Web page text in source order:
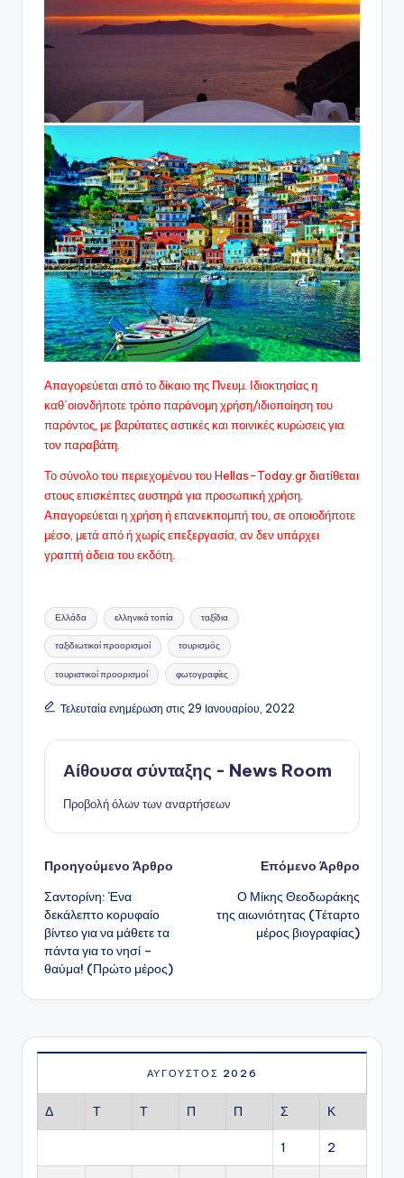
Απαγορεύεται από το δίκαιο της Πνευμ. Ιδιοκτησίας η
καθ΄οιονδήποτε τρόπο παράνομη χρήση/ιδιοποίηση του
παρόντος, με βαρύτατες αστικές και ποινικές κυρώσεις για
τον παραβάτη.
Το σύνολο του περιεχομένου του Hellas-Today.gr διατίθεται
στους επισκέπτες αυστηρά για προσωπική χρήση.
Απαγορεύεται η χρήση ή επανεκπομπή του, σε οποιοδήποτε
μέσo, μετά από ή χωρίς επεξεργασία, αν δεν υπάρχει
γραπτή άδεια του εκδότη.
Ετικέτες:
Ελλάδα ελληνικά τοπία ταξίδια
ταξιδιωτικοί προορισμοί τουρισμός
τουριστικοί προορισμοί φωτογραφίες
Τελευταία ενημέρωση στις 29 Ιανουαρίου, 2022
Αίθουσα σύνταξης - News Room
Προβολή όλων των αναρτήσεων
Πλοήγηση
δημοσιεύσεων
Προηγούμενο Άρθρο
Σαντορίνη: Ένα
δεκάλεπτο κορυφαίο
βίντεο για να μάθετε τα
πάντα για το νησί –
θαύμα! (Πρώτο μέρος)
Επόμενο Άρθρο
Ο Μίκης Θεοδωράκης
της αιωνιότητας (Τέταρτο
μέρος βιογραφίας)
ΑΎΓΟΥΣΤΟΣ 2026
Δ Τ Τ Π Π Σ Κ
1 2